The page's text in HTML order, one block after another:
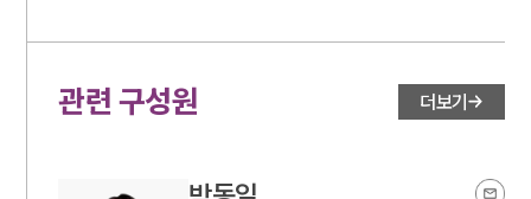
관련 구성원 더보기